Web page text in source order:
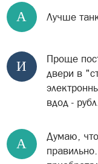
А Лучше
И
Проще
двери в
вдод -
А
Думаю,